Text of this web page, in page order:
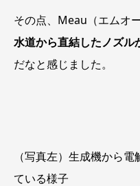
その点、Meau（エムオ
水道から直結したノズル
だなと感じました。
（写真左）生成機から
ている様子